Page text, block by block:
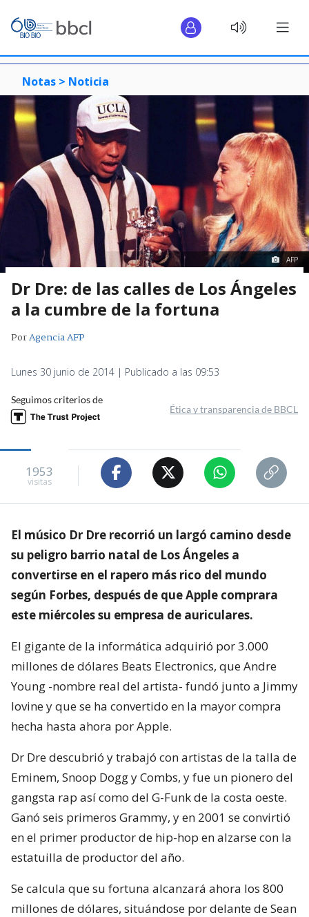
Notas > Noticia
AFP
Dr Dre: de las calles de Los Ángeles
a la cumbre de la fortuna
PorAgencia AFP
Lunes 30 junio de 2014 | Publicado a las 09:53
Seguimos criterios de
Ética y transparencia de BBCL
1953
visitas
El músico Dr Dre recorrió un largó camino desde
su peligro barrio natal de Los Ángeles a
convertirse en el rapero más rico del mundo
según Forbes, después de que Apple comprara
este miércoles su empresa de auriculares.
El gigante de la informática adquirió por 3.000
millones de dólares Beats Electronics, que Andre
Young -nombre real del artista- fundó junto a Jimmy
Iovine y que se ha convertido en la mayor compra
hecha hasta ahora por Apple.
Dr Dre descubrió y trabajó con artistas de la talla de
Eminem, Snoop Dogg y Combs, y fue un pionero del
gangsta rap así como del G-Funk de la costa oeste.
Ganó seis primeros Grammy, y en 2001 se convirtió
en el primer productor de hip-hop en alzarse con la
estatuilla de productor del año.
Se calcula que su fortuna alcanzará ahora los 800
millones de dólares, situándose por delante de Sean